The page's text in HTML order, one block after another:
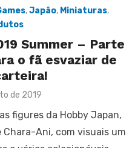
,Japão, Miniaturas,
Summer – Parte
o fã esvaziar de
de 2019
figures da Hobby Japan,
Chara-Ani, com visuais um